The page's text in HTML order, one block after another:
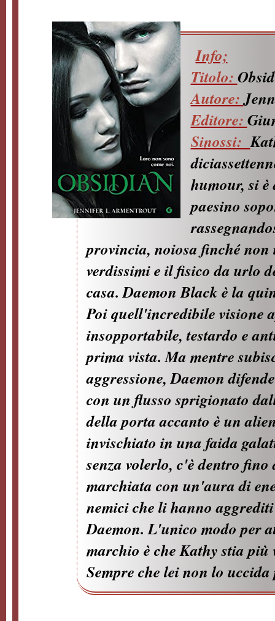
Info;
Titolo:
Autore:
Editore:
Sinossi:
humour, si
paesino
provincia, noiosa finché
verdissimi e il fisico da urlo
casa. Daemon Black è la
Poi quell'incredibile visione
insopportabile, testardo e
prima vista. Ma mentre
aggressione, Daemon
con un flusso sprigionato
della porta accanto è un
invischiato in una faida
senza volerlo, c'è dentro
marchiata con un'aura di
nemici che li hanno
Daemon. L'unico modo per
marchio è che Kathy stia
Sempre che lei non lo